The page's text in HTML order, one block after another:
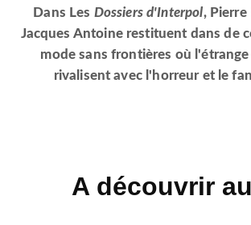
Dans Les Dossiers d'Interpol, Pierre
Jacques Antoine restituent dans de
mode sans frontières où
rivalisent avec l'horreur et le
A découvrir